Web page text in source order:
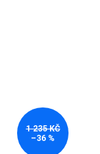
1 235 KČ
–36 %